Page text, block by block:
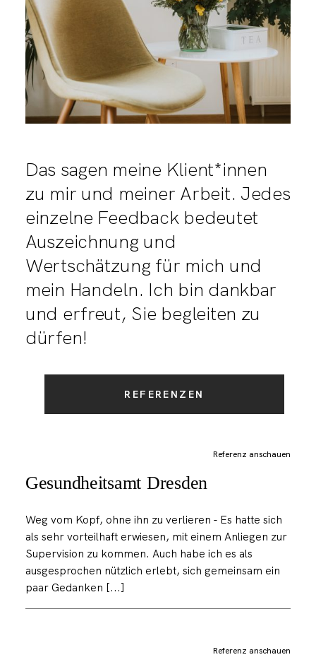
Gesundheitsamt Dresden
Referenz anschauen
Weg vom Kopf, ohne ihn zu verlieren - Es hatte sich
als sehr vorteilhaft erwiesen, mit einem Anliegen zur
Supervision zu kommen. Auch habe ich es als
ausgesprochen nützlich erlebt, sich gemeinsam ein
paar Gedanken [...]
Referenz anschauen
Das sagen meine Klient*innen
zu mir und meiner Arbeit. Jedes
einzelne Feedback bedeutet
Auszeichnung und
Wertschätzung für mich und
mein Handeln. Ich bin dankbar
und erfreut, Sie begleiten zu
dürfen!
REFERENZEN